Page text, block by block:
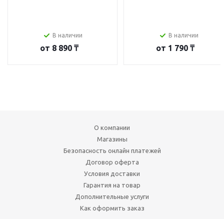
В наличии
от 8 890 ₸
В наличии
от 1 790 ₸
О компании
Магазины
Безопасность онлайн платежей
Договор оферта
Условия доставки
Гарантия на товар
Дополнительные услуги
Как оформить заказ